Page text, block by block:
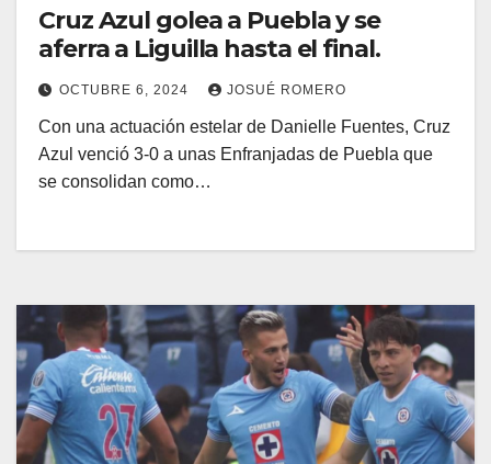
Cruz Azul golea a Puebla y se
aferra a Liguilla hasta el final.
OCTUBRE 6, 2024 JOSUÉ ROMERO
Con una actuación estelar de Danielle Fuentes, Cruz
Azul venció 3-0 a unas Enfranjadas de Puebla que
se consolidan como…